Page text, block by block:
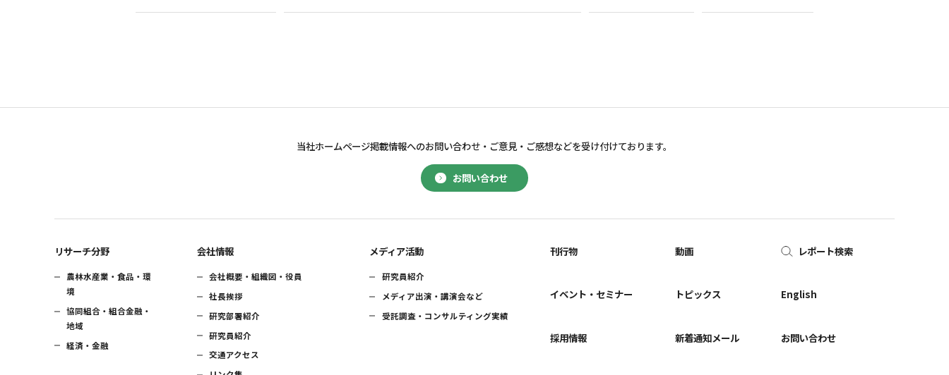
お問い合わせ
当社ホームページ掲載情報へのお問い合わせ・ ご意見・ご感想などを受け付けております。
リサーチ分野
農林水産業・食品・環
境
協同組合・組合金融・
地域
経済・金融
会社情報
会社概要・組織図・役員
社長挨拶
研究部署紹介
研究員紹介
交通アクセス
メディア活動
研究員紹介
メディア出演・講演会など
受託調査・コンサルティング実績
刊行物
イベント・セミナー
採用情報
動画
トピックス
新着通知メール
レポート検索
English
お問い合わせ